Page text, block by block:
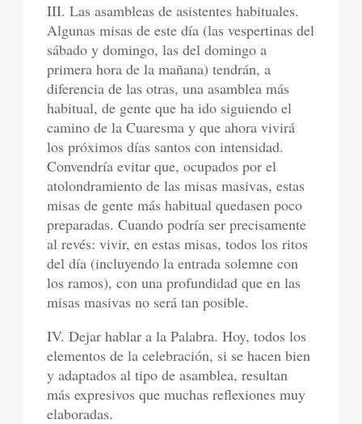
III. Las asambleas de asistentes habituales.
Algunas misas de este día (las vespertinas del
sábado y domingo, las del domingo a
primera hora de la mañana) tendrán, a
diferencia de las otras, una asamblea más
habitual, de gente que ha ido siguiendo el
camino de la Cuaresma y que ahora vivirá
los próximos días santos con intensidad.
Convendría evitar que, ocupados por el
atolondramiento de las misas masivas, estas
misas de gente más habitual quedasen poco
preparadas. Cuando podría ser precisamente
al revés: vivir, en estas misas, todos los ritos
del día (incluyendo la entrada solemne con
los ramos), con una profundidad que en las
misas masivas no será tan posible.
IV. Dejar hablar a la Palabra. Hoy, todos los
elementos de la celebración, si se hacen bien
y adaptados al tipo de asamblea, resultan
más expresivos que muchas reflexiones muy
elaboradas.